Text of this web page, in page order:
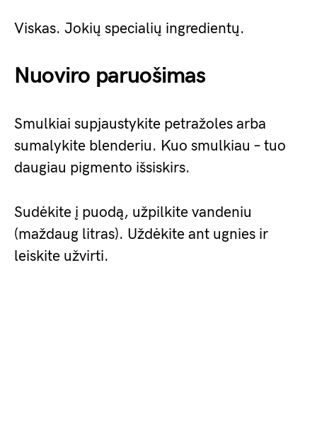
Viskas. Jokių specialių ingredientų.
Nuoviro paruošimas
Smulkiai supjaustykite petražoles arba
sumalykite blenderiu. Kuo smulkiau – tuo
daugiau pigmento išsiskirs.
Sudėkite į puodą, užpilkite vandeniu
(maždaug litras). Uždėkite ant ugnies ir
leiskite užvirti.